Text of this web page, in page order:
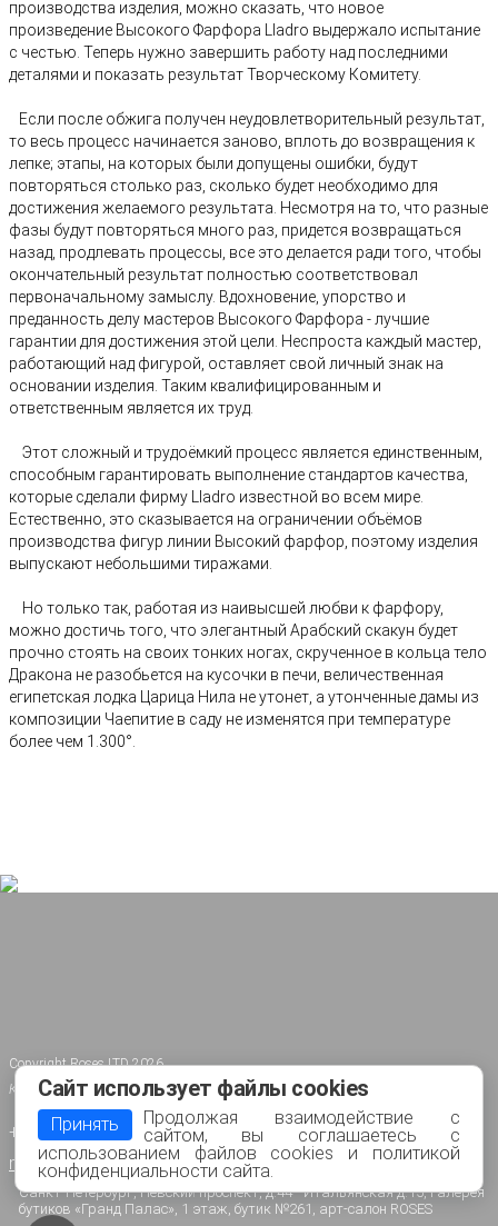
производства изделия, можно сказать, что новое
произведение Высокого Фарфора Lladro выдержало испытание
с честью. Теперь нужно завершить работу над последними
деталями и показать результат Творческому Комитету.
Если после обжига получен неудовлетворительный результат,
то весь процесс начинается заново, вплоть до возвращения к
лепке; этапы, на которых были допущены ошибки, будут
повторяться столько раз, сколько будет необходимо для
достижения желаемого результата. Несмотря на то, что разные
фазы будут повторяться много раз, придется возвращаться
назад, продлевать процессы, все это делается ради того, чтобы
окончательный результат полностью соответствовал
первоначальному замыслу. Вдохновение, упорство и
преданность делу мастеров Высокого Фарфора - лучшие
гарантии для достижения этой цели. Неспроста каждый мастер,
работающий над фигурой, оставляет свой личный знак на
основании изделия. Таким квалифицированным и
ответственным является их труд.
Этот сложный и трудоёмкий процесс является единственным,
способным гарантировать выполнение стандартов качества,
которые сделали фирму Lladro известной во всем мире.
Естественно, это сказывается на ограничении объёмов
производства фигур линии Высокий фарфор, поэтому изделия
выпускают небольшими тиражами.
Но только так, работая из наивысшей любви к фарфору,
можно достичь того, что элегантный Арабский скакун будет
прочно стоять на своих тонких ногах, скрученное в кольца тело
Дракона не разобьется на кусочки в печи, величественная
египетская лодка Царица Нила не утонет, а утонченные дамы из
композиции Чаепитие в саду не изменятся при температуре
более чем 1.300°.
Copyright Roses LTD 2026
Копирование материалов только с разрешения администрации сайта
+7 (911) 010 45 25
m.roses@mail.ru
Санкт-Петербург, Невский проспект, д.44 - Итальянская д.15, Галерея
бутиков «Гранд Палас», 1 этаж, бутик №261, арт-салон ROSES
Сайт использует файлы cookies
Принять
Продолжая взаимодействие с
сайтом, вы соглашаетесь с
использованием файлов cookies и политикой
конфиденциальности сайта.